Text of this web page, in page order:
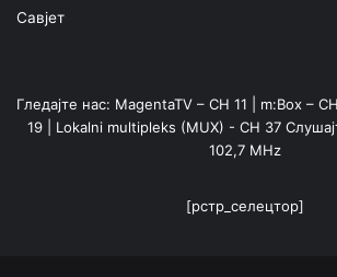
Савјет
Гледајте нас: MagentaTV – CH 11 | m:Box –
19 | Lokalni multipleks (MUX) - CH 37
102,7 MHz
[рстр_селецтор]